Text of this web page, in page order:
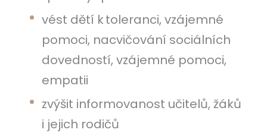
vést dětí k toleranci, vzájemné
pomoci, nacvičování sociálních
dovedností, vzájemné pomoci,
empatii
zvýšit informovanost učitelů, žáků
i jejich rodičů